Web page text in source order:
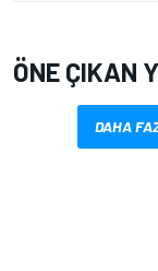
ÖNE ÇIKAN
DAHA